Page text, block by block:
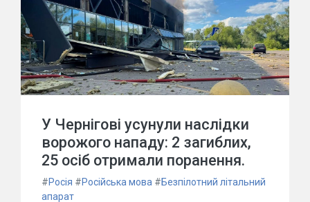
У Чернігові усунули наслідки
ворожого нападу: 2 загиблих,
25 осіб отримали поранення.
#Росія #Російська мова #Безпілотний літальний
апарат